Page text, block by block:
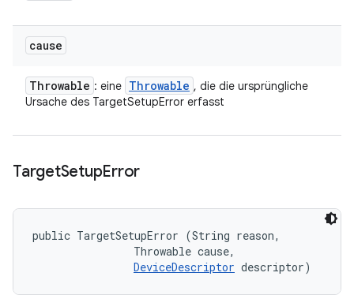
cause
Throwable : eine Throwable , die die ursprüngliche
Ursache des TargetSetupError erfasst
TargetSetupError
public TargetSetupError (String reason,
                Throwable cause,
DeviceDescriptor descriptor)